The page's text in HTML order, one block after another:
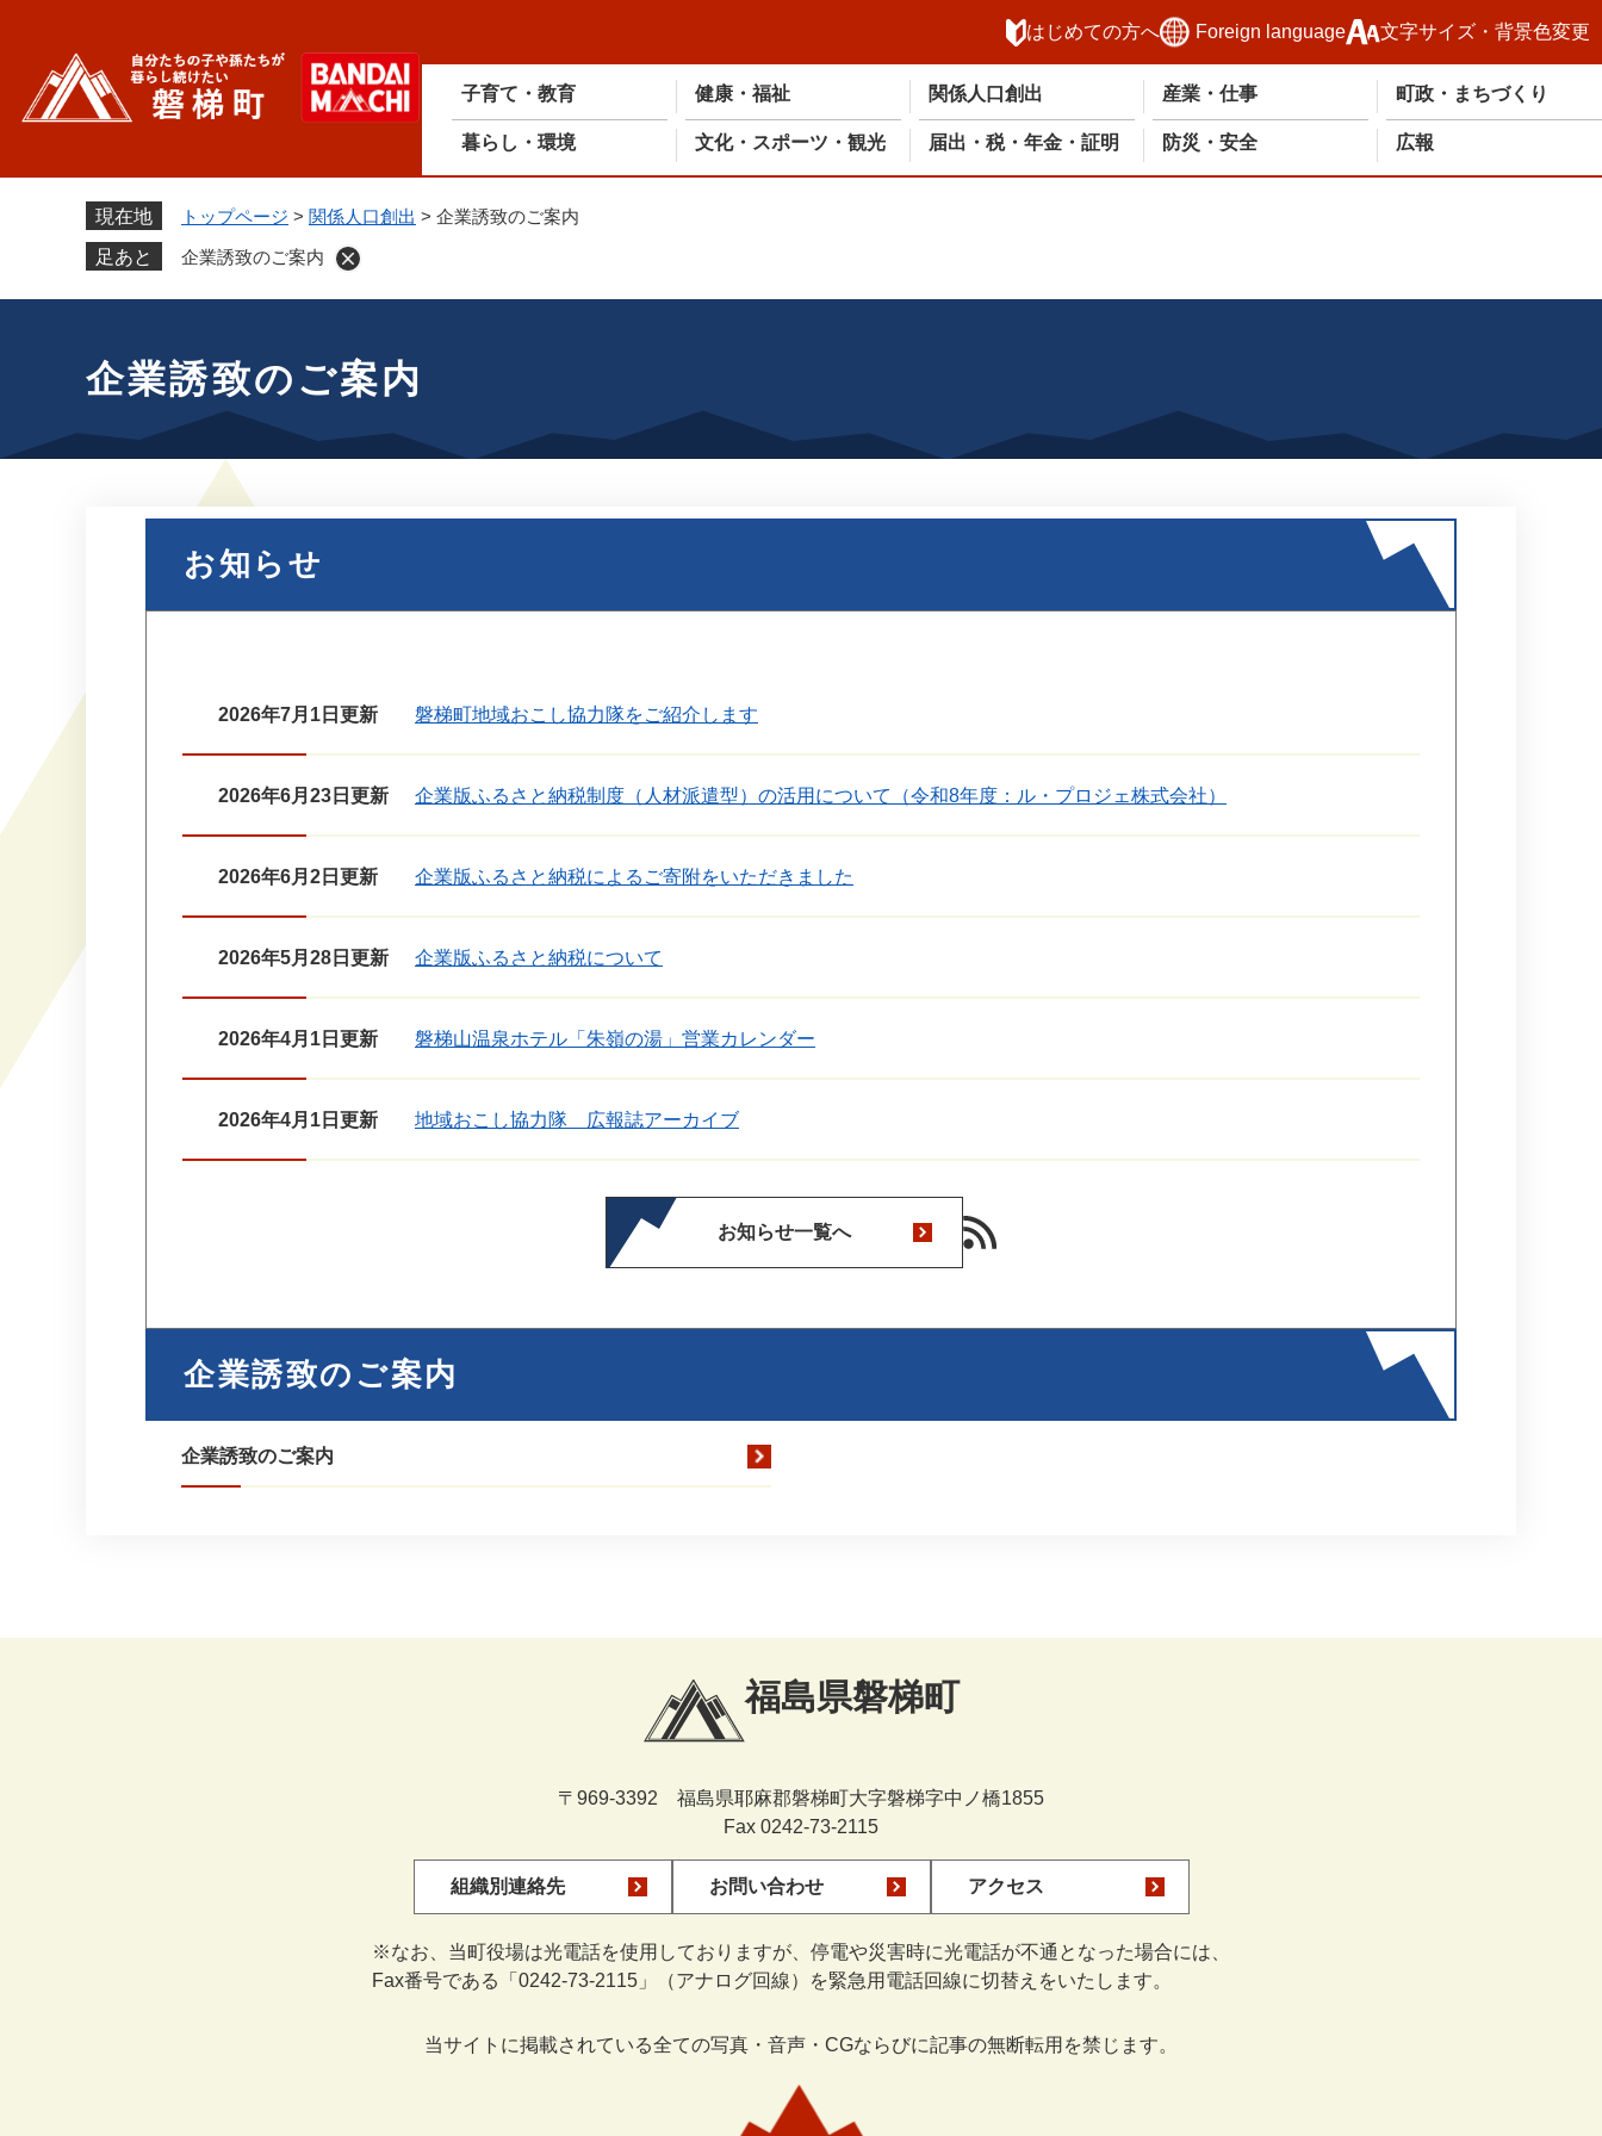
はじめての方へ Foreign language 文字サイズ・背景色変更
子育て・教育 健康・福祉 関係人口創出 産業・仕事 町政・まちづくり
暮らし・環境 文化・スポーツ・観光 届出・税・年金・証明 防災・安全 広報
現在地 トップページ > 関係人口創出 > 企業誘致のご案内
足あと
企業誘致のご案内
企業誘致のご案内
お知らせ
2026年7月1日更新 磐梯町地域おこし協力隊をご紹介します
2026年6月23日更新 企業版ふるさと納税制度（人材派遣型）の活用について（令和8年度：ル・プロジェ株式会社）
2026年6月2日更新 企業版ふるさと納税によるご寄附をいただきました
2026年5月28日更新 企業版ふるさと納税について
2026年4月1日更新 磐梯山温泉ホテル「朱嶺の湯」営業カレンダー
2026年4月1日更新 地域おこし協力隊 広報誌アーカイブ
お知らせ一覧へ
企業誘致のご案内
企業誘致のご案内
福島県磐梯町
〒969-3392 福島県耶麻郡磐梯町大字磐梯字中ノ橋1855
Fax 0242-73-2115
組織別連絡先 お問い合わせ アクセス
※なお、当町役場は光電話を使用しておりますが、停電や災害時に光電話が不通となった場合には、
Fax番号である「0242-73-2115」（アナログ回線）を緊急用電話回線に切替えをいたします。
当サイトに掲載されている全ての写真・音声・CGならびに記事の無断転用を禁じます。